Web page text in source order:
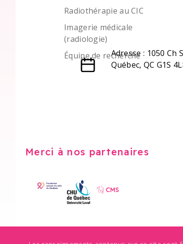
Radiothérapie au CIC
Imagerie médicale
(radiologie)
Équipe de rechercheAdresse : 1050 Ch
Québec, QC G1S
Merci à nos partenaires